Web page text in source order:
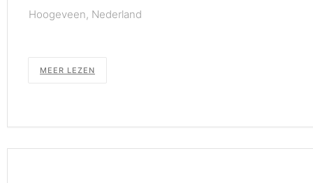
Hoogeveen, Nederland
MEER LEZEN